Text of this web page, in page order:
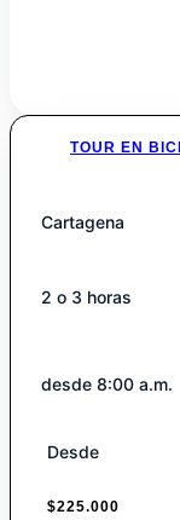
TOUR EN
Cartagena
2 o 3 horas
desde 8:00 a.m.
Desde
$225.000